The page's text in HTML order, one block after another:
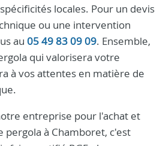
locales. Pour un devis
ou une intervention
au 05 49 83 09 09. Ensemble,
qui valorisera votre
à vos attentes en matière de
entreprise pour l'achat et
pergola à Chamboret, c'est